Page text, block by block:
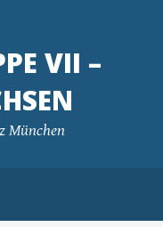
VII –
München